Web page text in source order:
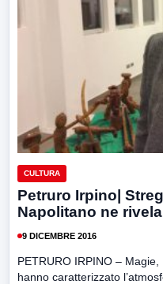
CULTURA
Petruro Irpino|
Napolitano ne
9 DICEMBRE 2016
PETRURO IRPINO –
hanno caratterizzato